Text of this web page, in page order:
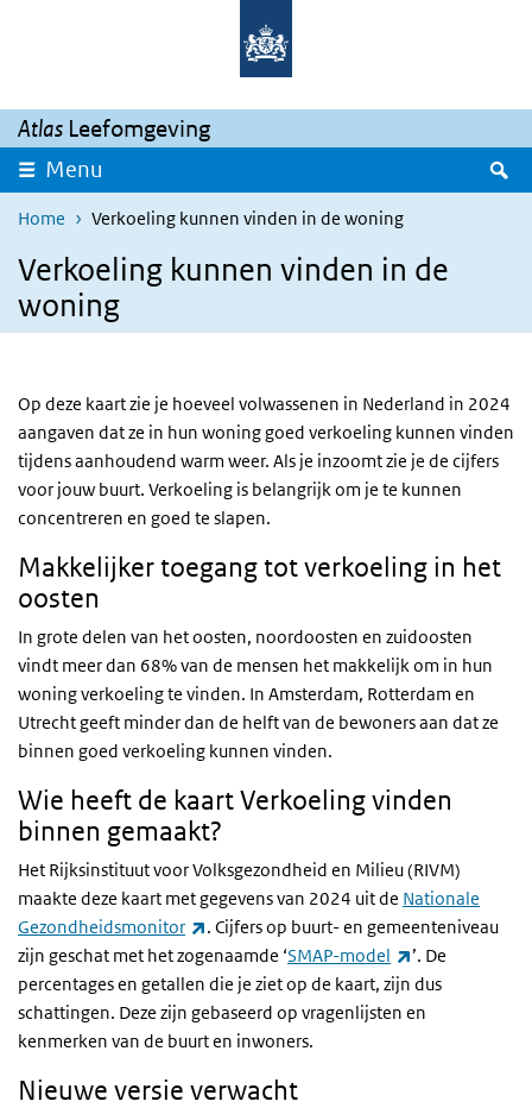
Overslaan en naar de inhoud gaan
Atlas Leefomgeving
Menu
Home Verkoeling kunnen vinden in de woning
Verkoeling kunnen vinden in de
woning
Op deze kaart zie je hoeveel volwassenen in Nederland in 2024
aangaven dat ze in hun woning goed verkoeling kunnen vinden
tijdens aanhoudend warm weer. Als je inzoomt zie je de cijfers
voor jouw buurt. Verkoeling is belangrijk om je te kunnen
concentreren en goed te slapen.
Makkelijker toegang tot verkoeling in het
oosten
In grote delen van het oosten, noordoosten en zuidoosten
vindt meer dan 68% van de mensen het makkelijk om in hun
woning verkoeling te vinden. In Amsterdam, Rotterdam en
Utrecht geeft minder dan de helft van de bewoners aan dat ze
binnen goed verkoeling kunnen vinden.
Wie heeft de kaart Verkoeling vinden
binnen gemaakt?
Het Rijksinstituut voor Volksgezondheid en Milieu (RIVM)
maakte deze kaart met gegevens van 2024 uit de Nationale
Gezondheidsmonitor
(externe link)
. Cijfers op buurt- en gemeenteniveau
zijn geschat met het zogenaamde ‘SMAP-model (externe link)
’. De
percentages en getallen die je ziet op de kaart, zijn dus
schattingen. Deze zijn gebaseerd op vragenlijsten en
kenmerken van de buurt en inwoners.
Nieuwe versie verwacht